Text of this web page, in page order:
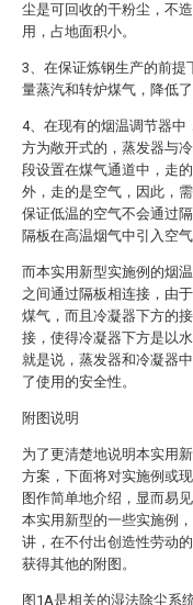
尘是可回收的干粉尘，不
用，占地面积小。
3、在保证炼钢生产的前提
量蒸汽和转炉煤气，降低
4、在现有的烟温调节器中
方为敞开式的，蒸发器与
段设置在煤气通道中，走
外，走的是空气，因此，
保证低温的空气不会通过
隔板在高温烟气中引入空
而本实用新型实施例的烟
之间通过隔板相连接，由
煤气，而且冷凝器下方的
接，使得冷凝器下方是以
就是说，蒸发器和冷凝器
了使用的安全性。
附图说明
为了更清楚地说明本实用
方案，下面将对实施例或
图作简单地介绍，显而易
本实用新型的一些实施例
讲，在不付出创造性劳动
获得其他的附图。
图1A是相关的湿法除尘系